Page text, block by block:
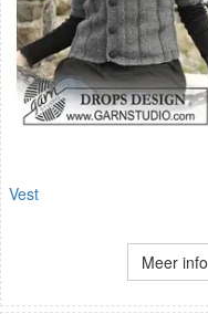
Vest
Meer info